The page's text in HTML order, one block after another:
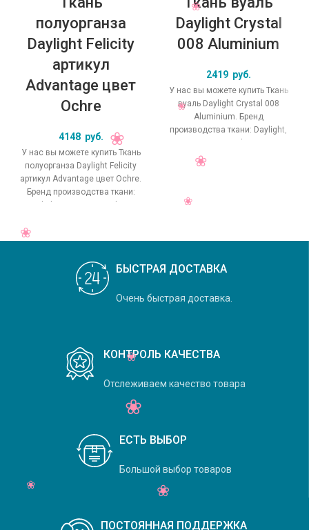
полуорганза
Daylight Felicity
артикул
Advantage цвет
Ochre
4148 руб.
У нас вы можете купить Ткань
полуорганза Daylight Felicity
артикул Advantage цвет Ochre.
Бренд производства ткани:
Daylight, коллекция Felicity,
Daylight Crystal
008 Aluminium
2419 руб.
У нас вы можете купить Ткань
вуаль Daylight Crystal 008
Aluminium. Бренд
производства ткани: Daylight,
коллекция Crystal, основной
оригинальный цвет
БЫСТРАЯ ДОСТАВКА
Очень быстрая доставка.
КОНТРОЛЬ КАЧЕСТВА
Отслеживаем качество товара
ЕСТЬ ВЫБОР
Большой выбор товаров
ПОСТОЯННАЯ ПОДДЕРЖКА